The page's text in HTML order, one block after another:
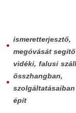
megóvását
vidéki, falusi
épít